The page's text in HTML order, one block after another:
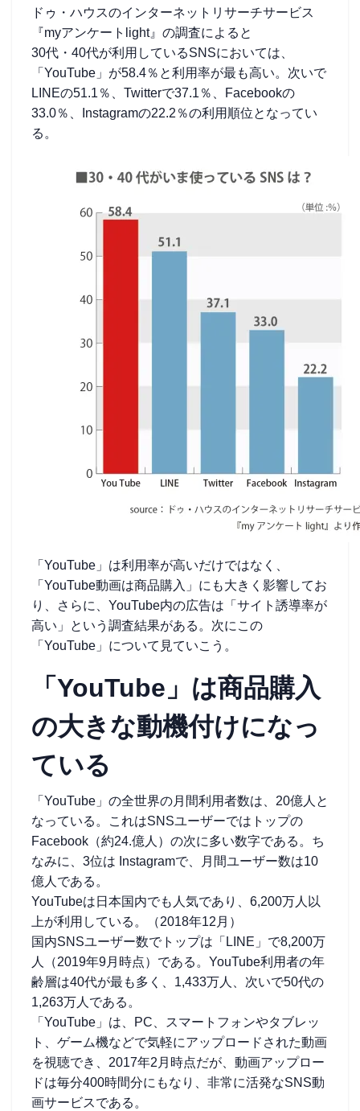
ドゥ・ハウスのインターネットリサーチサービス
『myアンケートlight』の調査によると
30代・40代が利用しているSNSにおいては、
「YouTube」が58.4％と利用率が最も高い。次いで
LINEの51.1％、Twitterで37.1％、Facebookの
33.0％、Instagramの22.2％の利用順位となってい
る。
「YouTube」は利用率が高いだけではなく、
「YouTube動画は商品購入」にも大きく影響してお
り、さらに、YouTube内の広告は「サイト誘導率が
高い」という調査結果がある。次にこの
「YouTube」について見ていこう。
「YouTube」は商品購入
の大きな動機付けになっ
ている
「YouTube」の全世界の月間利用者数は、20億人と
なっている。これはSNSユーザーではトップの
Facebook（約24.億人）の次に多い数字である。ち
なみに、3位は Instagramで、月間ユーザー数は10
億人である。
YouTubeは日本国内でも人気であり、6,200万人以
上が利用している。（2018年12月）
国内SNSユーザー数でトップは「LINE」で8,200万
人（2019年9月時点）である。YouTube利用者の年
齢層は40代が最も多く、1,433万人、次いで50代の
1,263万人である。
「YouTube」は、PC、スマートフォンやタブレッ
ト、ゲーム機などで気軽にアップロードされた動画
を視聴でき、2017年2月時点だが、動画アップロー
ドは毎分400時間分にもなり、非常に活発なSNS動
画サービスである。